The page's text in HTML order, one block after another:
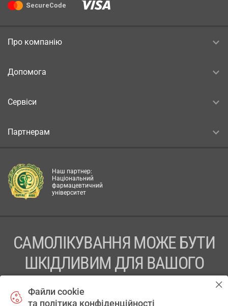
Про компанію
Допомога
Сервіси
Партнерам
Наш партнер:
Національний
фармацевтичний
університет
САМОЛІКУВАННЯ МОЖЕ БУТИ
ШКІДЛИВИМ ДЛЯ ВАШОГО
Файли cookie
та політика конфіденційності